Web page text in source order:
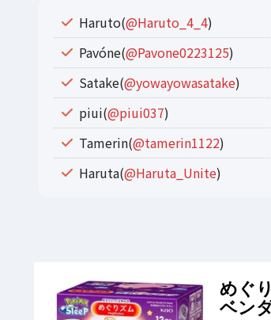
Haruto(@Haruto_4_4)
Pavóne(@Pavone0223125)
Satake(@yowayowasatake)
piui(@piui037)
Tamerin(@tamerin1122)
Haruta(@Haruta_Unite)
めぐ
ベン